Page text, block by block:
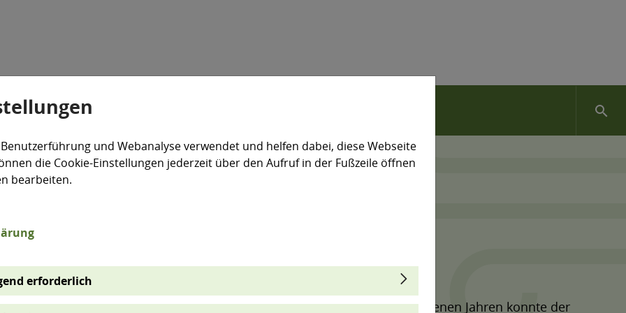
Veranstaltungen search
Sachsen-Anhalt als Flächenland von hoher Bedeutung. In den vergangenen Jahren konnte der
und Webanalyse verwendet und helfen dabei, diese Webseite
die Cookie-Einstellungen jederzeit über den Aufruf in der Fußzeile öffnen
bearbeiten.
erforderlich